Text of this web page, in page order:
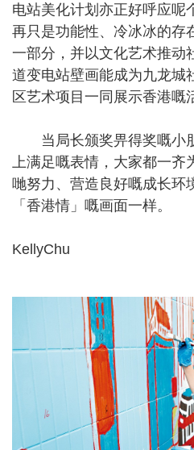
电站美化计划亦正好呼应呢
再只是功能性、冷冰冰的存
一部分，并以文化艺术推动
道变电站壁画能成为九龙城
区艺术项目一同展示香港嘅
当局长颁奖畀得奖嘅小
上满足嘅表情，大家都一
哋努力、营造良好嘅成长环
「香港情」嘅画面一样。
KellyChu